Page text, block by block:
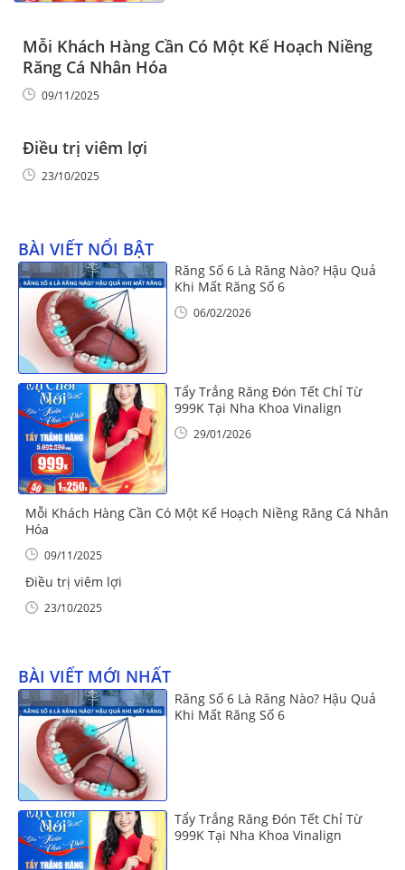
Mỗi Khách Hàng Cần Có Một Kế Hoạch Niềng
Răng Cá Nhân Hóa
09/11/2025
Điều trị viêm lợi
23/10/2025
BÀI VIẾT NỔI BẬT
Răng Số 6 Là Răng Nào? Hậu Quả
Khi Mất Răng Số 6
06/02/2026
Tẩy Trắng Răng Đón Tết Chỉ Từ
999K Tại Nha Khoa Vinalign
29/01/2026
Mỗi Khách Hàng Cần Có Một Kế Hoạch Niềng Răng Cá Nhân
Hóa
09/11/2025
Điều trị viêm lợi
23/10/2025
BÀI VIẾT MỚI NHẤT
Răng Số 6 Là Răng Nào? Hậu Quả
Khi Mất Răng Số 6
Tẩy Trắng Răng Đón Tết Chỉ Từ
999K Tại Nha Khoa Vinalign